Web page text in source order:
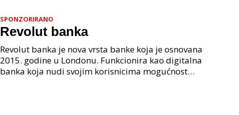
mogu pr
SPONZORIRANO
Revolut banka
Revolut banka je nova vrsta banke koja je osnovana
2015. godine u Londonu. Funkcionira kao digitalna
banka koja nudi svojim korisnicima mogućnost